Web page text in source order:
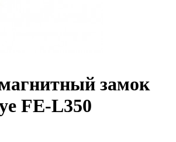
замок
FE-L350